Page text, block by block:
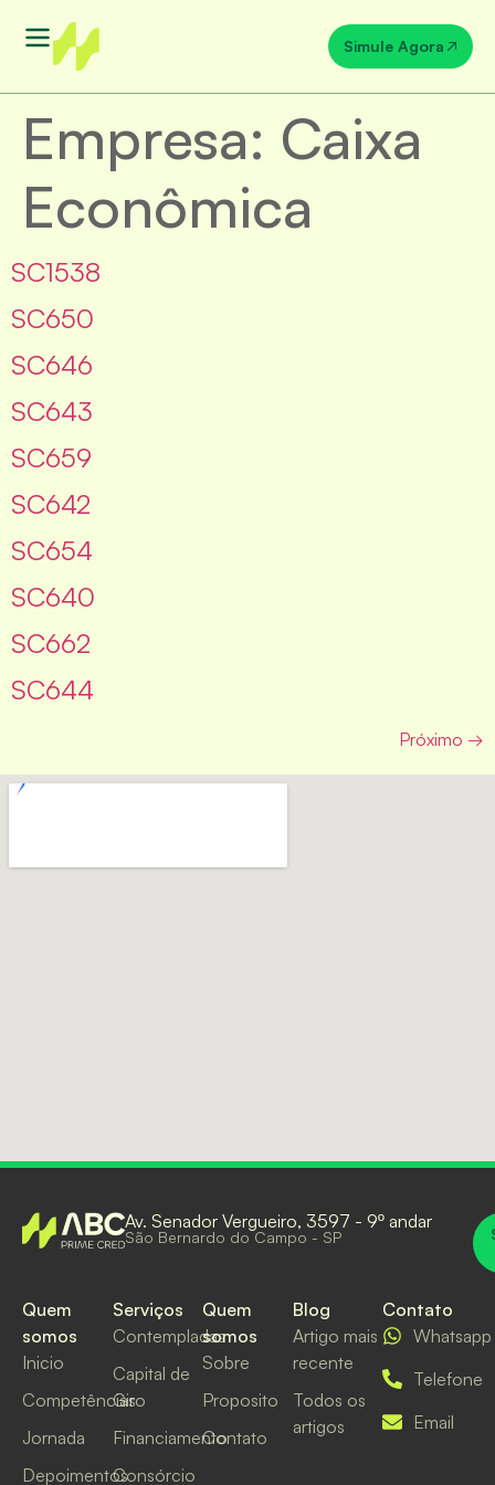
Simule Agora
Empresa: Caixa
Econômica
SC1538
SC650
SC646
SC643
SC659
SC642
SC654
SC640
SC662
SC644
Próximo →
Av. Senador Vergueiro, 3597 - 9º andar
São Bernardo do Campo - SP
Quem
somos
Inicio
Competências
Jornada
Depoimentos
Serviços
Contempladas
Capital de
Giro
Financiamento
Consórcio
Quem
somos
Sobre
Proposito
Contato
Blog
Artigo mais
recente
Todos os
artigos
Contato
Whatsapp
Telefone
Email